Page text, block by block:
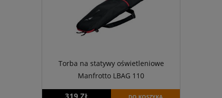
Torba na statywy oświetleniowe
Manfrotto LBAG 110
319 ZŁ